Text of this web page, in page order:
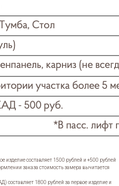
изделие составляет 1500 рублей и +500 рублей
заказа стоимость замера вычитается
составляет 1800 рублей за первое изделие и